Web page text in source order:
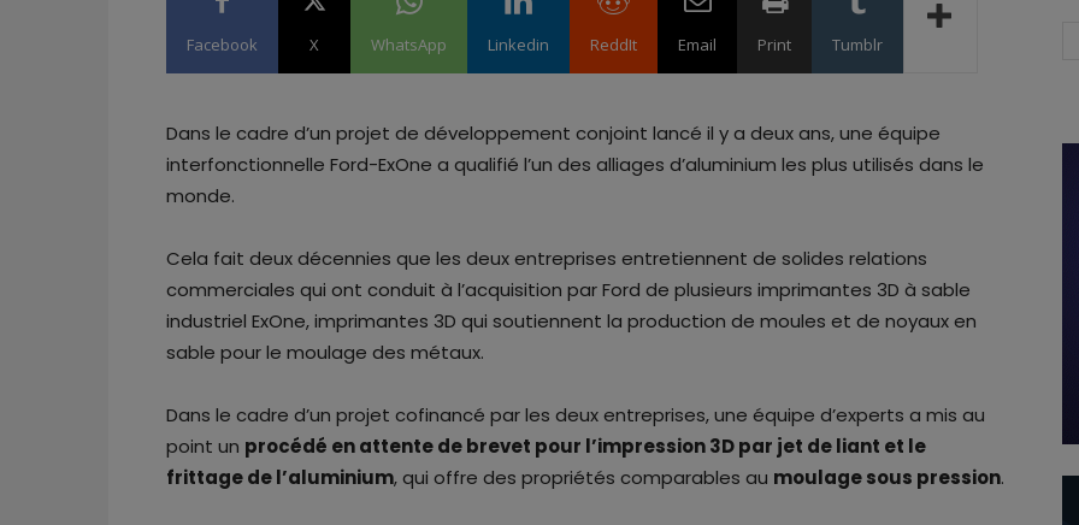
Facebook X WhatsApp Linkedin ReddIt Email Print Tumblr
Dans le cadre d’un projet de développement conjoint lancé il y a deux ans, une équipe
interfonctionnelle Ford-ExOne a qualifié l’un des alliages d’aluminium les plus utilisés dans le
monde.
Cela fait deux décennies que les deux entreprises entretiennent de solides relations
commerciales qui ont conduit à l’acquisition par Ford de plusieurs imprimantes 3D à sable
industriel ExOne, imprimantes 3D qui soutiennent la production de moules et de noyaux en
sable pour le moulage des métaux.
Dans le cadre d’un projet cofinancé par les deux entreprises, une équipe d’experts a mis au
point un procédé en attente de brevet pour l’impression 3D par jet de liant et le
frittage de l’aluminium, qui offre des propriétés comparables au moulage sous pression.